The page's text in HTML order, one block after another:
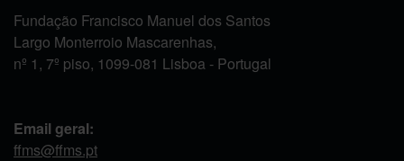
Fundação Francisco Manuel dos Santos
Largo Monterroio Mascarenhas,
nº 1, 7º piso, 1099-081 Lisboa - Portugal
Email geral:
ffms@ffms.pt